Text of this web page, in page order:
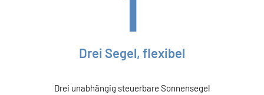
Drei Segel, flexibel
Drei unabhängig steuerbare Sonnensegel